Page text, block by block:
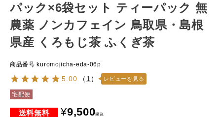
パック×6袋セット ティーパック 無
農薬 ノンカフェイン 鳥取県・島根
県産 くろもじ茶 ふくぎ茶
商品番号 kuromojicha-eda-06p
5.00 （ 1 ） レビューを見る
宅配便
¥9,500税込